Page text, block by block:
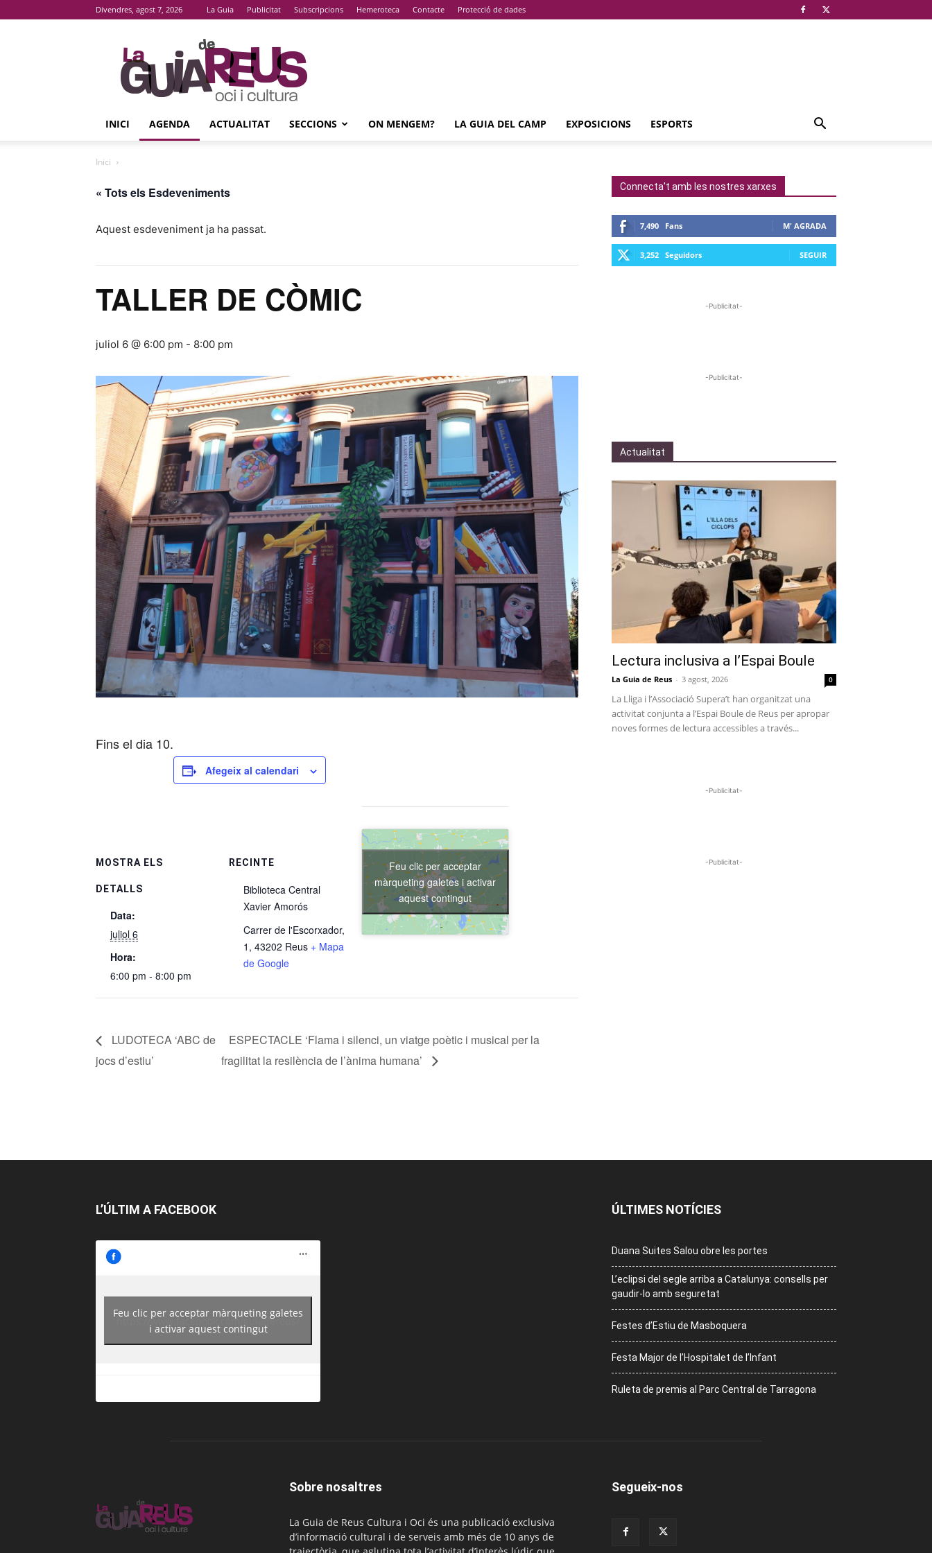
Divendres, agost 7, 2026 La Guia Publicitat Subscripcions Hemeroteca Contacte Protecció de dades
La
Guia
De
Reus
INICI AGENDA ACTUALITAT SECCIONS ON MENGEM? LA GUIA DEL CAMP EXPOSICIONS ESPORTS
Inici
« Tots els Esdeveniments
Aquest esdeveniment ja ha passat.
TALLER DE CÒMIC
juliol 6 @ 6:00 pm - 8:00 pm
Fins el dia 10.
Afegeix al calendari
MOSTRA ELS
DETALLS
Data:
juliol 6
Hora:
6:00 pm - 8:00 pm
RECINTE
Biblioteca Central
Xavier Amorós
Carrer de l'Escorxador,
1, 43202 Reus + Mapa
de Google
Feu clic per acceptar
màrqueting galetes i activar
aquest contingut
LUDOTECA ‘ABC de
jocs d’estiu’
ESPECTACLE ‘Flama i silenci, un viatge poètic i musical per la
fragilitat la resilència de l’ànima humana’
Connecta't amb les nostres xarxes
7,490 Fans M' AGRADA
3,252 Seguidors SEGUIR
-Publicitat-
-Publicitat-
Actualitat
Lectura inclusiva a l’Espai Boule
La Guia de Reus - 3 agost, 2026 0
La Lliga i l’Associació Supera’t han organitzat una
activitat conjunta a l’Espai Boule de Reus per apropar
noves formes de lectura accessibles a través...
-Publicitat-
-Publicitat-
L’ÚLTIM A FACEBOOK
https://www.facebook.com/guiadereus/
Feu clic per acceptar màrqueting galetes
i activar aquest contingut
ÚLTIMES NOTÍCIES
Duana Suites Salou obre les portes
L’eclipsi del segle arriba a Catalunya: consells per
gaudir-lo amb seguretat
Festes d’Estiu de Masboquera
Festa Major de l’Hospitalet de l’Infant
Ruleta de premis al Parc Central de Tarragona
Sobre nosaltres
La Guia de Reus Cultura i Oci és una publicació exclusiva
d’informació cultural i de serveis amb més de 10 anys de
Segueix-nos